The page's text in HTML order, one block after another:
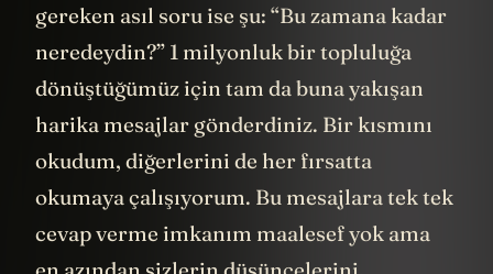
gereken asıl soru ise şu: “Bu zamana kadar
neredeydin?” 1 milyonluk bir topluluğa
dönüştüğümüz için tam da buna yakışan
harika mesajlar gönderdiniz. Bir kısmını
okudum, diğerlerini de her fırsatta
okumaya çalışıyorum. Bu mesajlara tek tek
cevap verme imkanım maalesef yok ama